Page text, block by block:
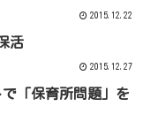
2015.12.22
活
2015.12.27
で「保育所問題」を